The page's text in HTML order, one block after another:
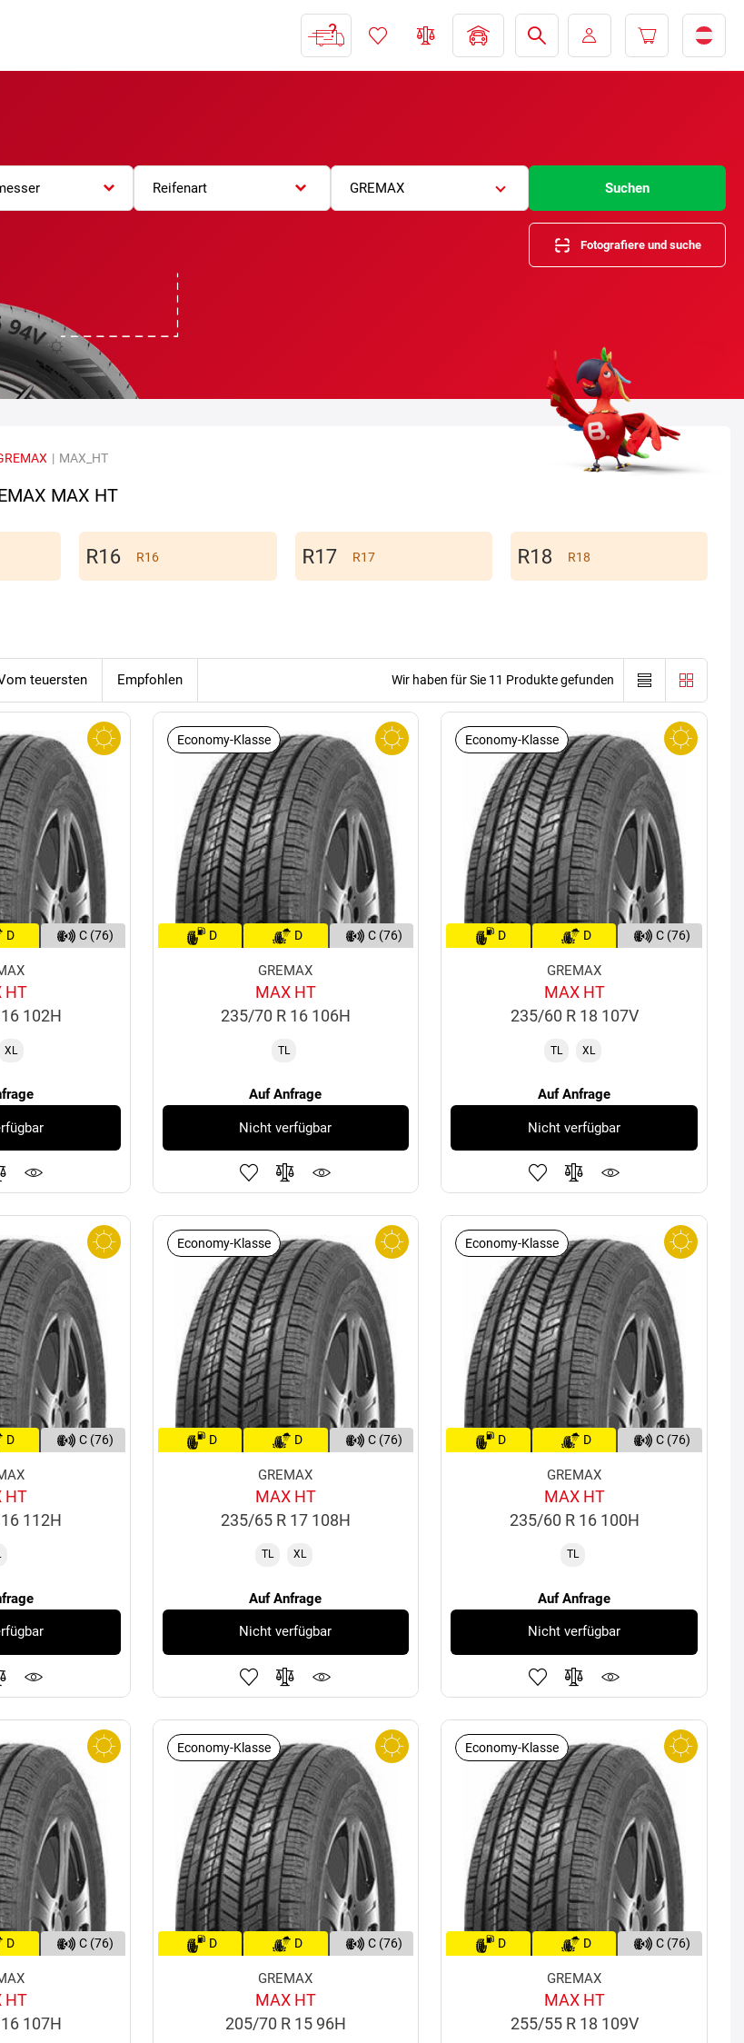
Reifenart GREMAX Suchen
Fotografiere und suche
| MAX_HT
MAX HT
R16 R17 R18
teuersten Empfohlen Wir haben für Sie 11 Produkte gefunden
D C (76)
HT
102H
XL
Economy-Klasse
D D C (76)
GREMAX
MAX HT
235/70 R 16 106H
TL
Auf Anfrage
Nicht verfügbar
Economy-Klasse
D D C (76)
GREMAX
MAX HT
235/60 R 18 107V
TL XL
Auf Anfrage
Nicht verfügbar
D C (76)
HT
112H
Economy-Klasse
D D C (76)
GREMAX
MAX HT
235/65 R 17 108H
TL XL
Auf Anfrage
Nicht verfügbar
Economy-Klasse
D D C (76)
GREMAX
MAX HT
235/60 R 16 100H
TL
Auf Anfrage
Nicht verfügbar
D C (76)
HT
107H
Economy-Klasse
D D C (76)
GREMAX
MAX HT
205/70 R 15 96H
Economy-Klasse
D D C (76)
GREMAX
MAX HT
255/55 R 18 109V